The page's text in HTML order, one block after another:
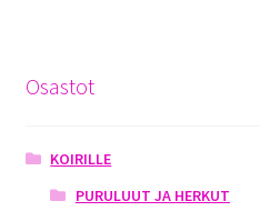
Osastot
KOIRILLE
PURULUUT JA HERKUT